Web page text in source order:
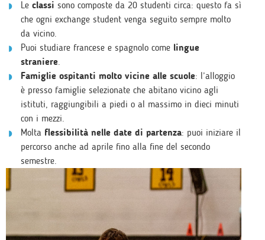
Le classi sono composte da 20 studenti circa: questo fa sì
che ogni exchange student venga seguito sempre molto
da vicino.
Puoi studiare francese e spagnolo come lingue
straniere
Famiglie ospitanti molto vicine alle scuole: l’alloggio
è presso famiglie selezionate che abitano vicino agli
istituti, raggiungibili a piedi o al massimo in dieci minuti
con i mezzi.
Molta flessibilità nelle date di partenza: puoi iniziare il
percorso anche ad aprile fino alla fine del secondo
semestre.